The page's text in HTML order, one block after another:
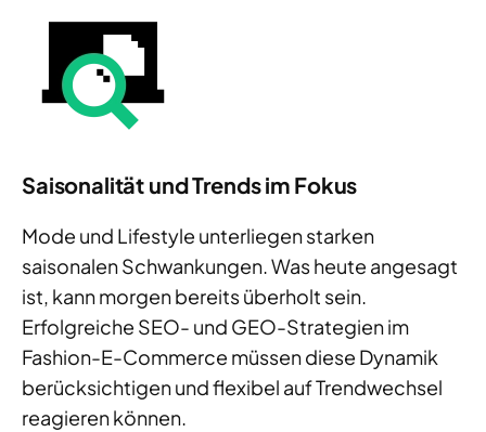
Saisonalität und Trends im Fokus
Mode und Lifestyle unterliegen starken
saisonalen Schwankungen. Was heute angesagt
ist, kann morgen bereits überholt sein.
Erfolgreiche SEO- und GEO-Strategien im
Fashion-E-Commerce müssen diese Dynamik
berücksichtigen und flexibel auf Trendwechsel
reagieren können.